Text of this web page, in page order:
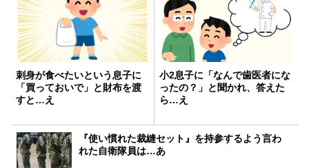
刺身が食べたいという息子に
「買っておいで」と財布を渡
すと…え
小2息子に「なんで歯医者にな
ったの？」と聞かれ、答えた
ら…え
『使い慣れた裁縫セット』を持参するよう言わ
れた自衛隊員は…あ